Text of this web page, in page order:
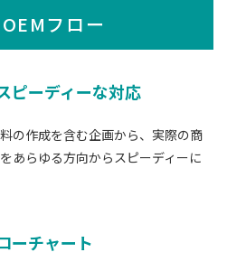
フロー
ピーディーな対応
の作成を含む企画から、実際の商
あらゆる方向からスピーディーに
ーチャート